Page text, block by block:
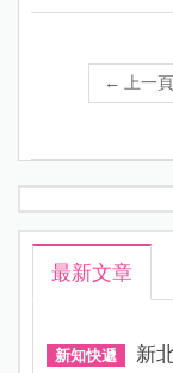
← 上一頁
最新文章
新知快遞 新